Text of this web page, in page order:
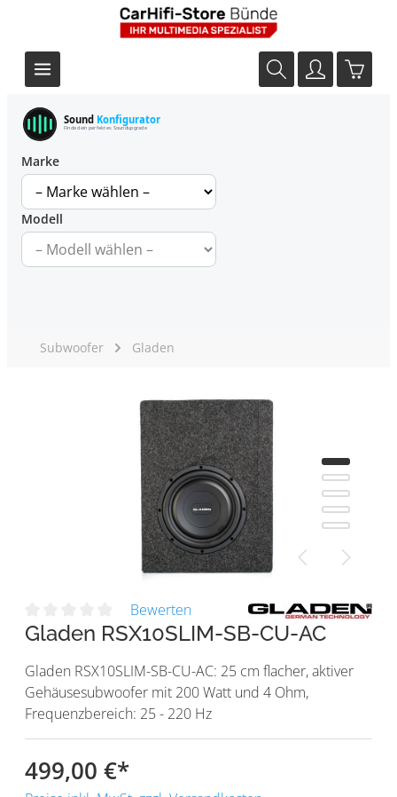
Sound Konfigurator
Finde dein perfektes Soundupgrade
Marke
Modell
Subwoofer Gladen
Bewerten
Gladen RSX10SLIM-SB-CU-AC
Gladen RSX10SLIM-SB-CU-AC: 25 cm flacher, aktiver
Gehäusesubwoofer mit 200 Watt und 4 Ohm,
Frequenzbereich: 25 - 220 Hz
499,00 €*